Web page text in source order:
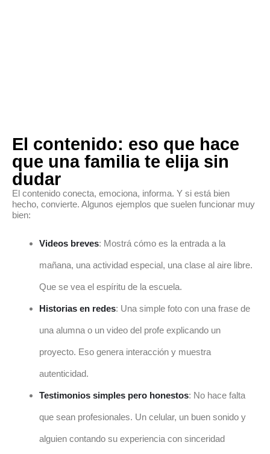
El contenido: eso que hace
que una familia te elija sin
dudar
El contenido conecta, emociona, informa. Y si está bien
hecho, convierte. Algunos ejemplos que suelen funcionar muy
bien:
Videos breves: Mostrá cómo es la entrada a la
mañana, una actividad especial, una clase al aire libre.
Que se vea el espíritu de la escuela.
Historias en redes: Una simple foto con una frase de
una alumna o un video del profe explicando un
proyecto. Eso genera interacción y muestra
autenticidad.
Testimonios simples pero honestos: No hace falta
que sean profesionales. Un celular, un buen sonido y
alguien contando su experiencia con sinceridad